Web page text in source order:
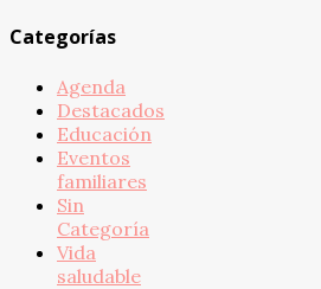
Categorías
Agenda
Destacados
Educación
Eventos
familiares
Sin
Categoría
Vida
saludable